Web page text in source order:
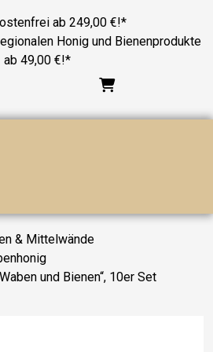
ab 249,00 €!*
Honig und Bienenprodukte
ab 49,00 €!*
& Mittelwände
und Bienen“, 10er Set